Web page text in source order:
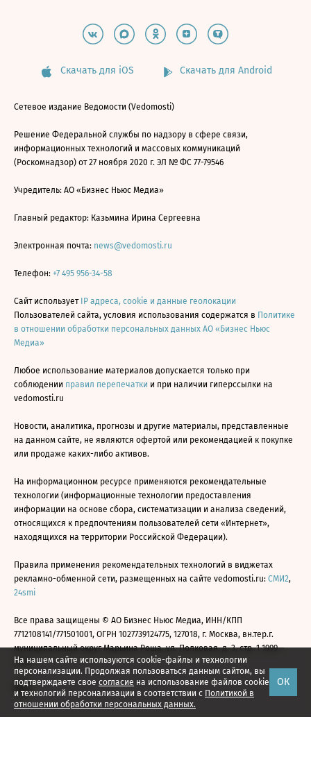
На нашем сайте используются cookie-файлы и технологии
персонализации. Продолжая пользоваться данным сайтом, вы
подтверждаете свое согласие на использование файлов cookie
и технологий персонализации в соответствии с Политикой в
отношении обработки персональных данных.
ОК
Скачать для iOS Скачать для Android
Сетевое издание Ведомости (Vedomosti)
Решение Федеральной службы по надзору в сфере связи,
информационных технологий и массовых коммуникаций
(Роскомнадзор) от 27 ноября 2020 г. ЭЛ № ФС 77-79546
Учредитель: АО «Бизнес Ньюс Медиа»
Главный редактор: Казьмина Ирина Сергеевна
Электронная почта: news@vedomosti.ru
Телефон: +7 495 956-34-58
Сайт использует IP адреса, cookie и данные геолокации
Пользователей сайта, условия использования содержатся в Политике
в отношении обработки персональных данных АО «Бизнес Ньюс
Медиа»
Любое использование материалов допускается только при
соблюдении правил перепечатки и при наличии гиперссылки на
vedomosti.ru
Новости, аналитика, прогнозы и другие материалы, представленные
на данном сайте, не являются офертой или рекомендацией к покупке
или продаже каких-либо активов.
На информационном ресурсе применяются рекомендательные
технологии (информационные технологии предоставления
информации на основе сбора, систематизации и анализа сведений,
относящихся к предпочтениям пользователей сети «Интернет»,
находящихся на территории Российской Федерации).
Правила применения рекомендательных технологий в виджетах
рекламно-обменной сети, размещенных на сайте vedomosti.ru: СМИ2,
24smi
Все права защищены © АО Бизнес Ньюс Медиа, ИНН/КПП
7712108141/771501001, ОГРН 1027739124775, 127018, г. Москва, вн.тер.г.
муниципальный округ Марьина Роща, ул. Полковая, д. 3, стр. 1 1999—
2026